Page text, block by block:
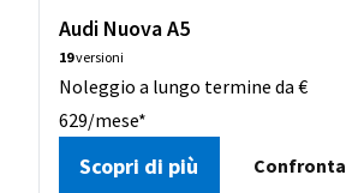
Audi Nuova A5
19versioni
Noleggio a lungo termine da €
629/mese*
Scopri di più Confronta